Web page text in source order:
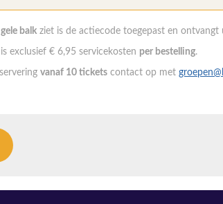
balk ziet is de actiecode toegepast en ontvangt
exclusief € 6,95 servicekosten per bestelling.
vanaf 10 tickets contact op met